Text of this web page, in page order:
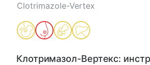
Clotrimazole-Vertex
Клотримазол-Вертекс: